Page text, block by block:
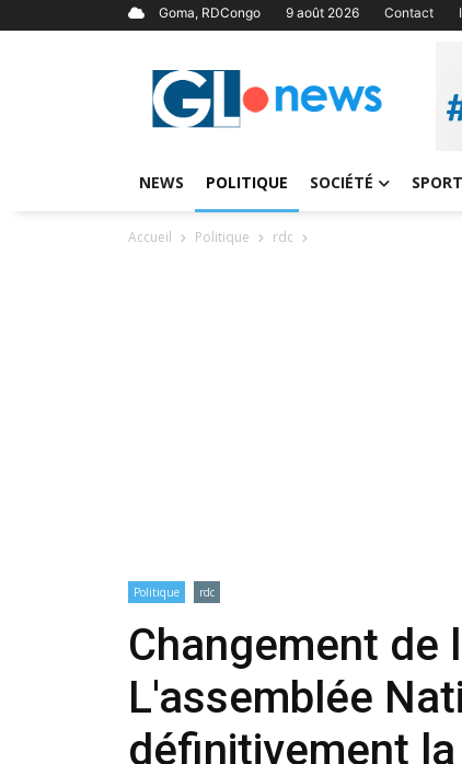
Goma, RDCongo 9 août 2026 Contact
NEWS POLITIQUE SOCIÉTÉ SPORT
Accueil Politique rdc
Politique rdc
Changement de
L'assemblée
définitivement